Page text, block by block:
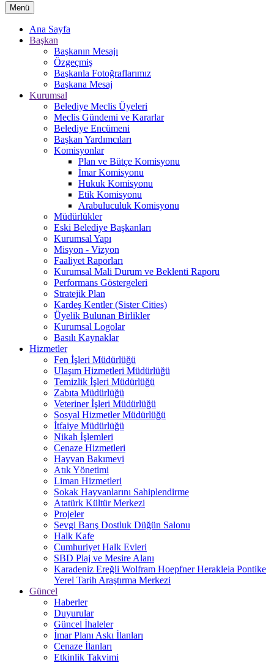
Menü
Ana Sayfa
Başkan
Başkanın Mesajı
Özgeçmiş
Başkanla Fotoğraflarımız
Başkana Mesaj
Kurumsal
Belediye Meclis Üyeleri
Meclis Gündemi ve Kararlar
Belediye Encümeni
Başkan Yardımcıları
Komisyonlar
Plan ve Bütçe Komisyonu
İmar Komisyonu
Hukuk Komisyonu
Etik Komisyonu
Arabuluculuk Komisyonu
Müdürlükler
Eski Belediye Başkanları
Kurumsal Yapı
Misyon - Vizyon
Faaliyet Raporları
Kurumsal Mali Durum ve Beklenti Raporu
Performans Göstergeleri
Stratejik Plan
Kardeş Kentler (Sister Cities)
Üyelik Bulunan Birlikler
Kurumsal Logolar
Basılı Kaynaklar
Hizmetler
Fen İşleri Müdürlüğü
Ulaşım Hizmetleri Müdürlüğü
Temizlik İşleri Müdürlüğü
Zabıta Müdürlüğü
Veteriner İşleri Müdürlüğü
Sosyal Hizmetler Müdürlüğü
İtfaiye Müdürlüğü
Nikah İşlemleri
Cenaze Hizmetleri
Hayvan Bakımevi
Atık Yönetimi
Liman Hizmetleri
Sokak Hayvanlarını Sahiplendirme
Atatürk Kültür Merkezi
Projeler
Sevgi Barış Dostluk Düğün Salonu
Halk Kafe
Cumhuriyet Halk Evleri
SBD Plaj ve Mesire Alanı
Karadeniz Ereğli Wolfram Hoepfner Herakleia Pontike
Yerel Tarih Araştırma Merkezi
Güncel
Haberler
Duyurular
Güncel İhaleler
İmar Planı Askı İlanları
Cenaze İlanları
Etkinlik Takvimi